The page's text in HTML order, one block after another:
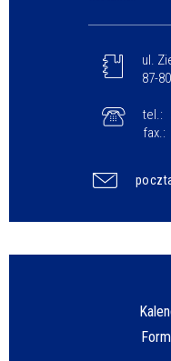
ul.
87-
tel.:
fax.: